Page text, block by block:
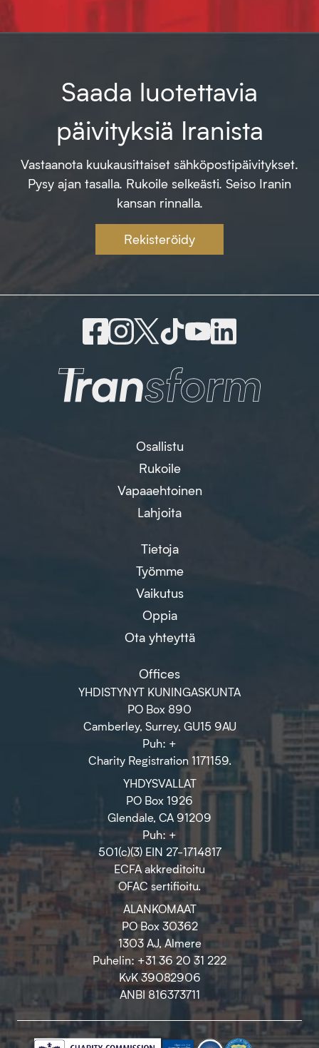
Saada luotettavia
päivityksiä Iranista
Vastaanota kuukausittaiset sähköpostipäivitykset.
Pysy ajan tasalla. Rukoile selkeästi. Seiso Iranin
kansan rinnalla.
Rekisteröidy
Osallistu
Rukoile
Vapaaehtoinen
Lahjoita
Tietoja
Työmme
Vaikutus
Oppia
Ota yhteyttä
Offices
YHDISTYNYT KUNINGASKUNTA
PO Box 890
Camberley, Surrey, GU15 9AU
Puh: +
Charity Registration 1171159.
YHDYSVALLAT
PO Box 1926
Glendale, CA 91209
Puh: +
501(c)(3) EIN 27-1714817
ECFA akkreditoitu
OFAC sertifioitu.
ALANKOMAAT
PO Box 30362
1303 AJ, Almere
Puhelin: +31 36 20 31 222
KvK 39082906
ANBI 816373711